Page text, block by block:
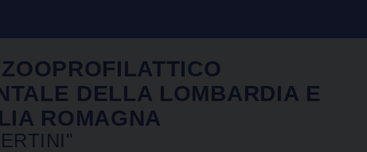
DELLA LOMBARDIA E
ROMAGNA